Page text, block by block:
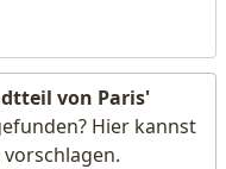
von Paris'
Hier kannst